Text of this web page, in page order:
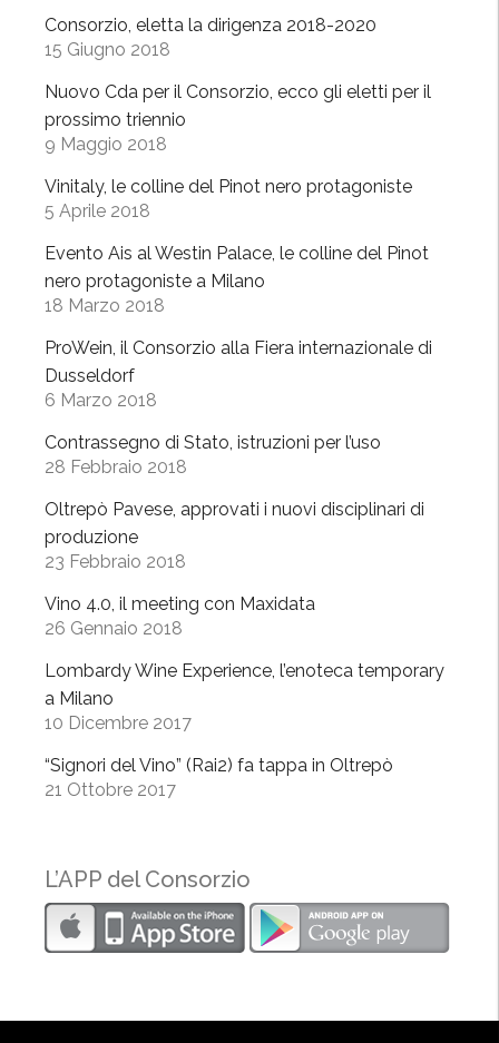
n
o
n
F
i
e
r
l
O
l
t
r
e
ò
c
’
è
”
Consorzio, eletta la dirigenza 2018-2020
15 Giugno 2018
Nuovo Cda per il Consorzio, ecco gli eletti per il
prossimo triennio
9 Maggio 2018
Vinitaly, le colline del Pinot nero protagoniste
5 Aprile 2018
Evento Ais al Westin Palace, le colline del Pinot
nero protagoniste a Milano
18 Marzo 2018
ProWein, il Consorzio alla Fiera internazionale di
Dusseldorf
6 Marzo 2018
Contrassegno di Stato, istruzioni per l’uso
28 Febbraio 2018
Oltrepò Pavese, approvati i nuovi disciplinari di
produzione
23 Febbraio 2018
Vino 4.0, il meeting con Maxidata
26 Gennaio 2018
Lombardy Wine Experience, l’enoteca temporary
a Milano
10 Dicembre 2017
“Signori del Vino” (Rai2) fa tappa in Oltrepò
21 Ottobre 2017
L’APP del Consorzio